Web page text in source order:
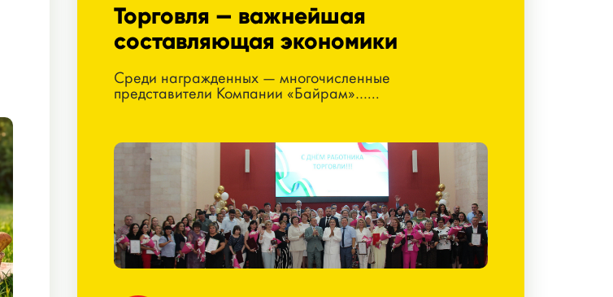
Торговля — важнейшая
составляющая экономики
Среди награжденных — многочисленные
представители Компании «Байрам»…...